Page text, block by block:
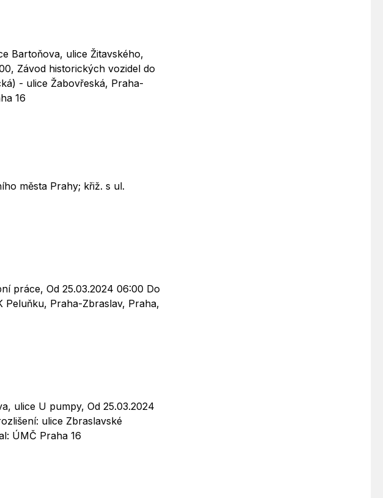
Bartoňova, ulice Žitavského,
Závod historických vozidel do
- ulice Žabovřeská, Praha-
16
města Prahy; křiž. s ul.
práce, Od 25.03.2024 06:00 Do
Peluňku, Praha-Zbraslav, Praha,
ulice U pumpy, Od 25.03.2024
ulice Zbraslavské
ÚMČ Praha 16